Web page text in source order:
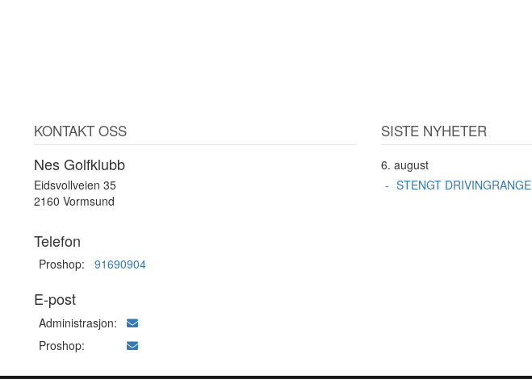
KONTAKT OSS
Nes Golfklubb
Eidsvollveien 35
2160 Vormsund
Telefon
Proshop: 91690904
E-post
Administrasjon:
Proshop:
SISTE NYHETER
6. august
STENGT DRIVINGRANGE